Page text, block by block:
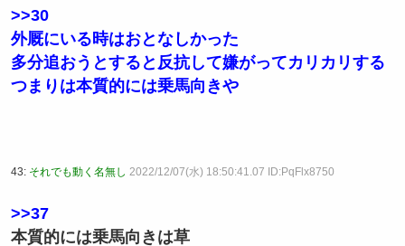
>>30
外厩にいる時はおとなしかった
多分追おうとすると反抗して嫌がってカリカリする
つまりは本質的には乗馬向きや
43: それでも動く名無し 2022/12/07(水) 18:50:41.07 ID:PqFlx8750
>>37
本質的には乗馬向きは草